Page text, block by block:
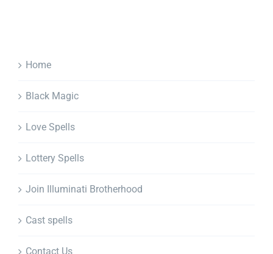
Home
Black Magic
Love Spells
Lottery Spells
Join Illuminati Brotherhood
Cast spells
Contact Us